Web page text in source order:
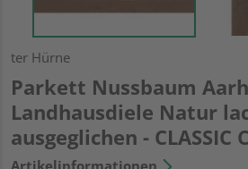
ter Hürne
Parkett Nussbaum
Landhausdiele Natur
ausgeglichen - CLASSIC
Artikelinformationen